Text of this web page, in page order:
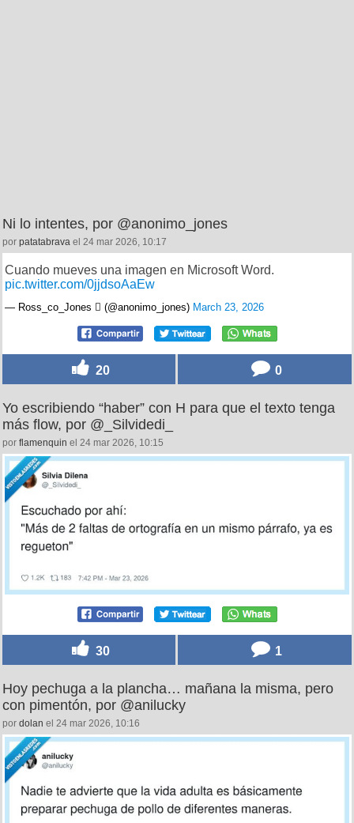
Ni lo intentes, por @anonimo_jones
por patatabrava el 24 mar 2026, 10:17
Cuando mueves una imagen en Microsoft Word.
pic.twitter.com/0jjdsoAaEw
— Ross_co_Jones  (@anonimo_jones) March 23, 2026
20 0
Yo escribiendo “haber” con H para que el texto tenga
más flow, por @_Silvidedi_
por flamenquin el 24 mar 2026, 10:15
30 1
Hoy pechuga a la plancha… mañana la misma, pero
con pimentón, por @anilucky
por dolan el 24 mar 2026, 10:16